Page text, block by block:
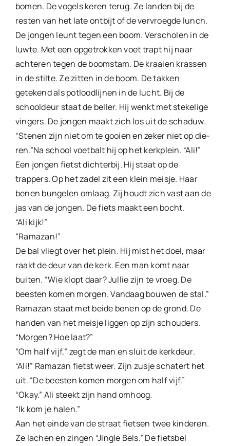
bo­men. De vogels keren terug. Ze landen bij de
resten van het late ontbijt of de vervroegde lunch.
De jongen leunt tegen een boom. Verscholen in de
luwte. Met een opgetrokken voet trapt hij naar
achteren tegen de boomstam. De kraaien krassen
in de stilte. Ze zitten in de boom. De takken
getekend als potlood­lijnen in de lucht. Bij de
schooldeur staat de beller. Hij wenkt met stekelige
vingers. De jongen maakt zich los uit de schaduw.
“Stenen zijn niet om te gooien en zeker niet op die­
ren.”Na school voetbalt hij op het kerkplein. “Ali!”
Een jongen fietst dichterbij. Hij staat op de
trappers. Op het zadel zit een klein meisje. Haar
benen bungelen omlaag. Zij houdt zich vast aan de
jas van de jongen. De fiets maakt een bocht.
“Ali kijk!”
“Ramazan!”
De bal vliegt over het plein. Hij mist het doel, maar
raakt de deur van de kerk. Een man komt naar
buiten. “Wie klopt daar? Jullie zijn te vroeg. De
beesten komen morgen. Vandaag bouwen de stal.”
Ramazan staat met beide benen op de grond. De
handen van het meisje liggen op zijn schouders.
“Morgen? Hoe laat?”
“Om half vijf,” zegt de man en sluit de kerkdeur.
“Ali!” Ramazan fietst weer. Zijn zusje schatert het
uit. “De beesten komen morgen om half vijf.”
“Okay.” Ali steekt zijn hand omhoog.
“Ik kom je halen.”
Aan het einde van de straat fietsen twee kinderen.
Ze lachen en zingen “Jingle Bels.” De fietsbel